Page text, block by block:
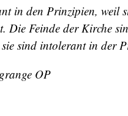
in den Prinzipien, weil
Die Feinde der Kirche
sind intolerant in der
OP